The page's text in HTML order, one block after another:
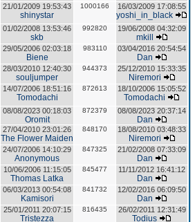
21/01/2009 19:53:43
shinystar
1000166 16/03/2009 17:08:55
yoshi_in_black
01/02/2008 13:53:46
skb
992820 19/06/2008 04:32:09
mkill
29/05/2006 02:03:18
Biene
983110 03/04/2016 20:54:54
Dan
28/03/2010 12:40:30
souljumper
944373 25/12/2010 15:33:35
Niremori
14/07/2006 18:51:16
Tomodachi
872613 18/10/2006 15:05:52
Tomodachi
08/08/2023 00:18:03
Oromit
872379 08/08/2023 20:37:14
Dan
27/04/2010 23:01:26
The Flower Maiden
848170 18/08/2010 03:48:33
Niremori
24/07/2006 14:10:29
Anonymous
847325 21/02/2008 07:33:09
Dan
10/06/2006 11:15:05
Thomas Latka
845477 11/11/2012 16:41:12
Dan
06/03/2013 00:54:08
Kamisori
841732 12/02/2016 06:09:50
Dan
25/01/2011 20:07:15
Tristezza
816435 26/02/2011 12:31:49
Todius